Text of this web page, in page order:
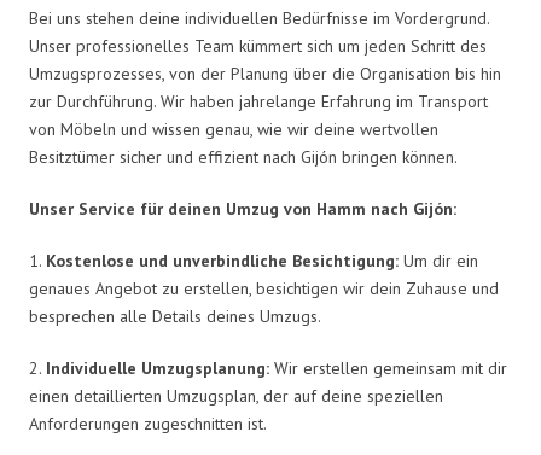
Bei uns stehen deine individuellen Bedürfnisse im Vordergrund.
Unser professionelles Team kümmert sich um jeden Schritt des
Umzugsprozesses, von der Planung über die Organisation bis hin
zur Durchführung. Wir haben jahrelange Erfahrung im Transport
von Möbeln und wissen genau, wie wir deine wertvollen
Besitztümer sicher und effizient nach Gijón bringen können.
Unser Service für deinen Umzug von Hamm nach Gijón:
1. Kostenlose und unverbindliche Besichtigung: Um dir ein
genaues Angebot zu erstellen, besichtigen wir dein Zuhause und
besprechen alle Details deines Umzugs.
2. Individuelle Umzugsplanung: Wir erstellen gemeinsam mit dir
einen detaillierten Umzugsplan, der auf deine speziellen
Anforderungen zugeschnitten ist.